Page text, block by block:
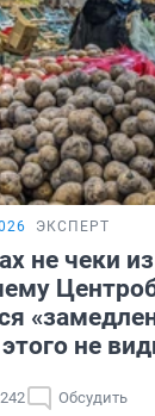
ЭКСПЕРТ
не чеки из
не
Обсудить